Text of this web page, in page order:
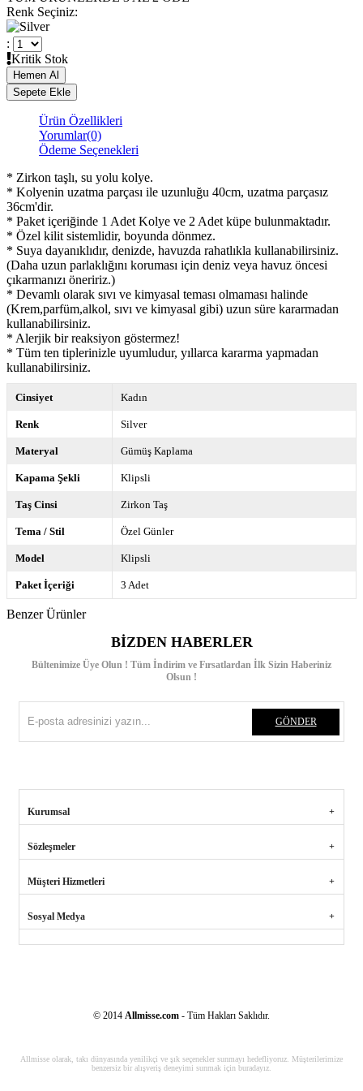
Renk Seçiniz:
:
Kritik Stok
Ürün Özellikleri
Yorumlar(0)
Ödeme Seçenekleri
* Zirkon taşlı, su yolu kolye.
* Kolyenin uzatma parçası ile uzunluğu 40cm, uzatma parçasız
36cm'dir.
* Paket içeriğinde 1 Adet Kolye ve 2 Adet küpe bulunmaktadır.
* Özel kilit sistemlidir, boyunda dönmez.
* Suya dayanıklıdır, denizde, havuzda rahatlıkla kullanabilirsiniz.
(Daha uzun parlaklığını koruması için deniz veya havuz öncesi
çıkarmanızı öneririz.)
* Devamlı olarak sıvı ve kimyasal teması olmaması halinde
(Krem,parfüm,alkol, sıvı ve kimyasal gibi) uzun süre kararmadan
kullanabilirsiniz.
* Alerjik bir reaksiyon göstermez!
* Tüm ten tiplerinizle uyumludur, yıllarca kararma yapmadan
kullanabilirsiniz.
Cinsiyet Kadın
Renk Silver
Materyal Gümüş Kaplama
Kapama Şekli Klipsli
Taş Cinsi Zirkon Taş
Tema / Stil Özel Günler
Model Klipsli
Paket İçeriği 3 Adet
Benzer Ürünler
BIZDEN HABERLER
Bültenimize Üye Olun ! Tüm İndirim ve Fırsatlardan İlk Sizin Haberiniz
Olsun !
GÖNDER
Kurumsal
Sözleşmeler
Müşteri Hizmetleri
Sosyal Medya
© 2014 Allmisse.com - Tüm Hakları Saklıdır.
Allmisse olarak, takı dünyasında yenilikçi ve şık seçenekler sunmayı hedefliyoruz. Müşterilerimize
benzersiz bir alışveriş deneyimi sunmak için buradayız.